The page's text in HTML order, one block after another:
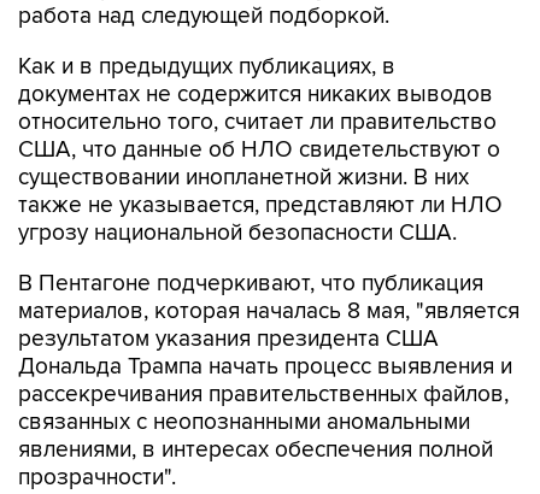
работа над следующей подборкой.
Как и в предыдущих публикациях, в
документах не содержится никаких выводов
относительно того, считает ли правительство
США, что данные об НЛО свидетельствуют о
существовании инопланетной жизни. В них
также не указывается, представляют ли НЛО
угрозу национальной безопасности США.
В Пентагоне подчеркивают, что публикация
материалов, которая началась 8 мая, "является
результатом указания президента США
Дональда Трампа начать процесс выявления и
рассекречивания правительственных файлов,
связанных с неопознанными аномальными
явлениями, в интересах обеспечения полной
прозрачности".